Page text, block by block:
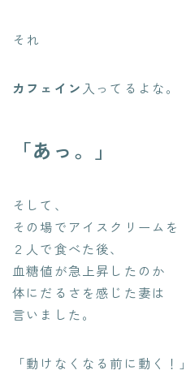
それ
カフェイン 入ってるよな。
「あっ。」
そして、
その場でアイスクリームを
２人で食べた後、
血糖値が急上昇したのか
体にだるさを感じた妻は
言いました。
「動けなくなる前に動く！」